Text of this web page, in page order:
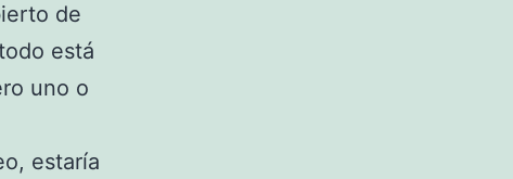
de
está
uno o
estaría